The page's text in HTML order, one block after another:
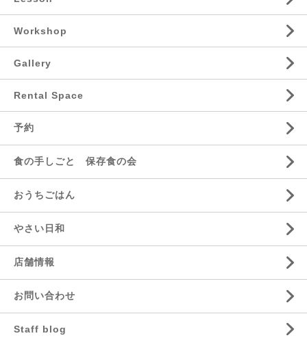
Workshop
Gallery
Rental Space
予約
食の手しごと 保存食の会
おうちごはん
やさい日和
店舗情報
お問い合わせ
Staff blog